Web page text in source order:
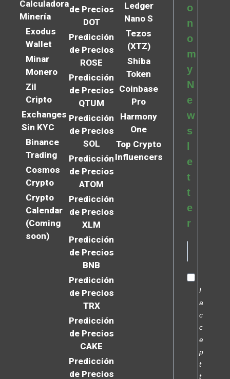
Calculadora
Minería
Exodus
Wallet
Minar
Monero
Zil
Cripto
Exchanges
Sin KYC
Binance
Trading
Cosmos
Crypto
Crypto
Calendar
(Coming
soon)
de Precios
DOT
Predicción
de Precios
ROSE
Predicción
de Precios
QTUM
Predicción
de Precios
SOL
Predicción
de Precios
ATOM
Predicción
de Precios
XLM
Predicción
de Precios
BNB
Predicción
de Precios
TRX
Predicción
de Precios
CAKE
Predicción
de Precios
Ledger
Nano S
Tezos
(XTZ)
Shiba
Token
Coinbase
Pro
Harmony
One
Top Crypto
Influencers
o
n
o
m
y
N
e
w
s
e
t
t
e
r
I
a
c
c
e
p
t
t